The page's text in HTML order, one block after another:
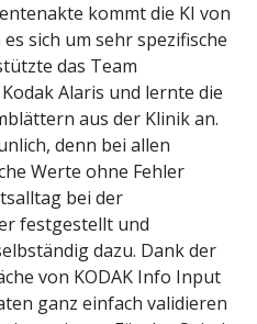
kommt die KI von
sich um sehr spezifische
das Team
Alaris und lernte die
aus der Klinik an.
denn bei allen
Werte ohne Fehler
bei der
festgestellt und
dazu. Dank der
von KODAK Info Input
ganz einfach validieren